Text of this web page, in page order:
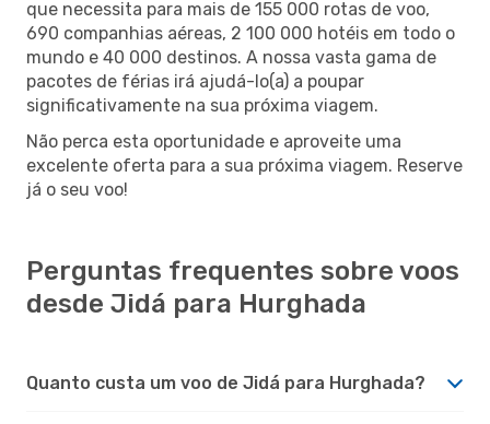
que necessita para mais de 155 000 rotas de voo,
690 companhias aéreas, 2 100 000 hotéis em todo o
mundo e 40 000 destinos. A nossa vasta gama de
pacotes de férias irá ajudá-lo(a) a poupar
significativamente na sua próxima viagem.
Não perca esta oportunidade e aproveite uma
excelente oferta para a sua próxima viagem. Reserve
já o seu voo!
Perguntas frequentes sobre voos
desde Jidá para Hurghada
Quanto custa um voo de Jidá para Hurghada?